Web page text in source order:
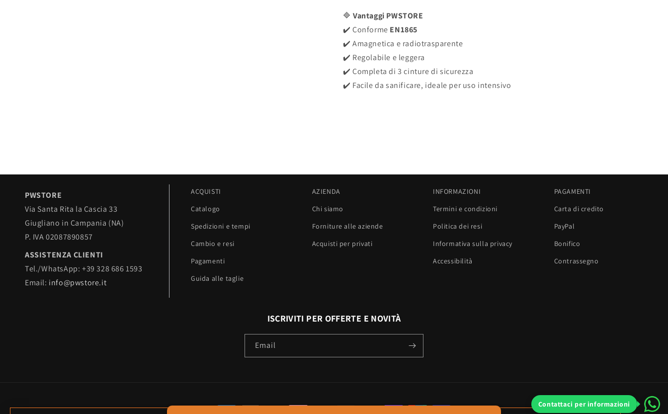
🔷 Vantaggi PWSTORE
✔️ Conforme EN1865
✔️ Amagnetica e radiotrasparente
✔️ Regolabile e leggera
✔️ Completa di 3 cinture di sicurezza
✔️ Facile da sanificare, ideale per uso intensivo
Contattaci per informazioni
PWSTORE
Via Santa Rita la Cascia 33
Giugliano in Campania (NA)
P. IVA 02087890857
ASSISTENZA CLIENTI
Tel./WhatsApp: +39 328 686 1593
Email: info@pwstore.it
ACQUISTI
Catalogo
Spedizioni e tempi
Cambio e resi
Pagamenti
Guida alle taglie
AZIENDA
Chi siamo
Forniture alle aziende
Acquisti per privati
INFORMAZIONI
Termini e condizioni
Politica dei resi
Informativa sulla privacy
Accessibilità
PAGAMENTI
Carta di credito
PayPal
Bonifico
Contrassegno
ISCRIVITI PER OFFERTE E NOVITÀ
Email